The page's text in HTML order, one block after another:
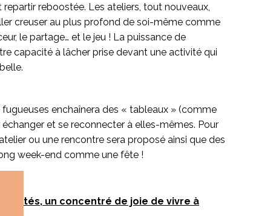
repartir reboostée. Les ateliers, tout nouveaux,
creuser au plus profond de soi-même comme
le partage… et le jeu ! La puissance de
capacité à lâcher prise devant une activité qui
fugueuses enchaînera des « tableaux » (comme
échanger et se reconnecter à elles-mêmes. Pour
ou une rencontre sera proposé ainsi que des
week-end comme une fête !
un concentré de joie de vivre à